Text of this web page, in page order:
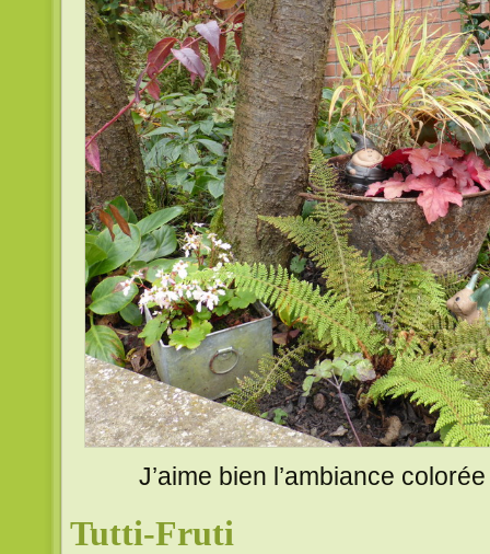
J’aime bien l’ambiance
Tutti-Fruti